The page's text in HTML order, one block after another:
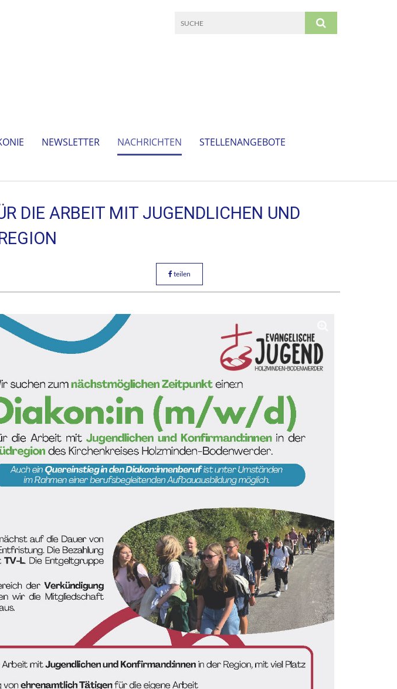
NEWSLETTER NACHRICHTEN
STELLENANGEBOTE
DIE ARBEIT MIT JUGENDLICHEN UND
teilen